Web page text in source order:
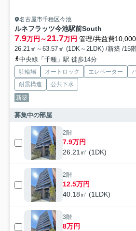
名古屋市千種区今池
ルネフラッツ今池駅前South
7.9万円～21.7万円 管理/共益費
26.21㎡～63.57㎡ (1DK～2LDK) /新築 /15
中央線「千種」駅 徒歩14分
駐輪場 オートロック エレベーター
耐震構造
公共下水
新築
募集中の部屋
2階
7.9万円
26.21㎡ (1DK)
2階
12.5万円
40.18㎡ (1LDK)
3階
8万円